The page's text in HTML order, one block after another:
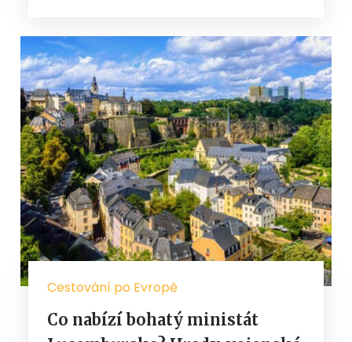
Cestování po Evropě
Co nabízí bohatý ministát